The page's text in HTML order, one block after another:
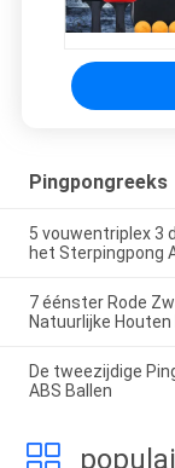
Pingpongreeks
5 vouwentriplex 3
het Sterpingpong
7 éénster Rode
Natuurlijke
De tweezijdige
ABS Ballen